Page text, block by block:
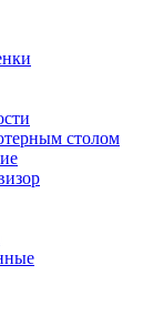
столом